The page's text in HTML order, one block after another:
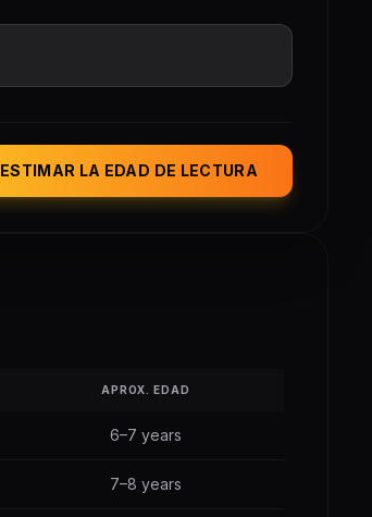
ESTIMAR LA EDAD DE LECTURA
APROX. EDAD
6–7 years
7–8 years